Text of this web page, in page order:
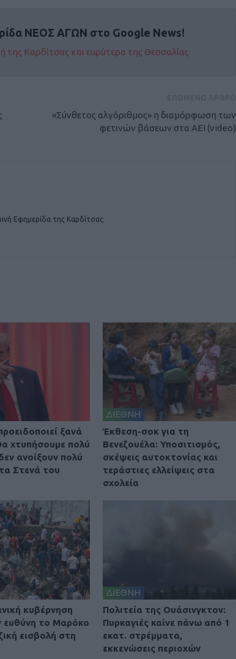
ΝΕΟΣ ΑΓΩΝ στο Google News!
της Καρδίτσας και ευρύτερα της Θεσσαλίας
«Σύνθετος αλγόριθμος» η διαμόρφωση των
φετινών βάσεων στα ΑΕΙ (video)
Εφημερίδα της Καρδίτσας
ξανά
χτυπήσουμε πολύ
ανοίξουν πολύ
Στενά του
ΔΙΕΘΝΗ
Έκθεση-σοκ για τη
Βενεζουέλα: Υποσιτισμός,
σκέψεις αυτοκτονίας και
τεράστιες ελλείψεις στα
σχολεία
κυβέρνηση
ευθύνη το Μαρόκο
εισβολή στη
ΔΙΕΘΝΗ
Πολιτεία της Ουάσινγκτον:
Πυρκαγιές καίνε πάνω από 1
εκατ. στρέμματα,
εκκενώσεις περιοχών